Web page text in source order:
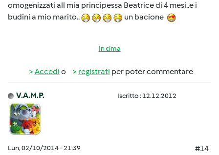
omogenizzati all mia principessa Beatrice di 4 mesi..e i
budini a mio marito..
un bacione
In cima
Accedi o registrati per poter commentare
V.A.M.P. Iscritto : 12.12.2012
Lun, 02/10/2014 - 21:39
#14